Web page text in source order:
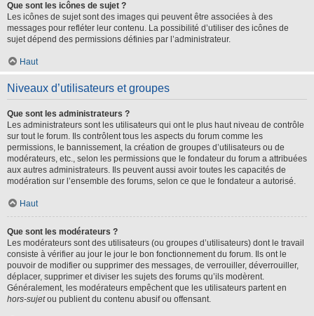
Que sont les icônes de sujet ?
Les icônes de sujet sont des images qui peuvent être associées à des
messages pour refléter leur contenu. La possibilité d’utiliser des icônes de
sujet dépend des permissions définies par l’administrateur.
Haut
Niveaux d’utilisateurs et groupes
Que sont les administrateurs ?
Les administrateurs sont les utilisateurs qui ont le plus haut niveau de contrôle
sur tout le forum. Ils contrôlent tous les aspects du forum comme les
permissions, le bannissement, la création de groupes d’utilisateurs ou de
modérateurs, etc., selon les permissions que le fondateur du forum a attribuées
aux autres administrateurs. Ils peuvent aussi avoir toutes les capacités de
modération sur l’ensemble des forums, selon ce que le fondateur a autorisé.
Haut
Que sont les modérateurs ?
Les modérateurs sont des utilisateurs (ou groupes d’utilisateurs) dont le travail
consiste à vérifier au jour le jour le bon fonctionnement du forum. Ils ont le
pouvoir de modifier ou supprimer des messages, de verrouiller, déverrouiller,
déplacer, supprimer et diviser les sujets des forums qu’ils modèrent.
Généralement, les modérateurs empêchent que les utilisateurs partent en
hors-sujetou publient du contenu abusif ou offensant.